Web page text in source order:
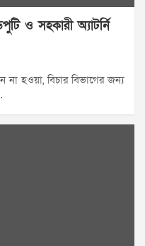
ও সহকারী অ্যাটর্নি
না হওয়া, বিচার বিভাগের জন্য